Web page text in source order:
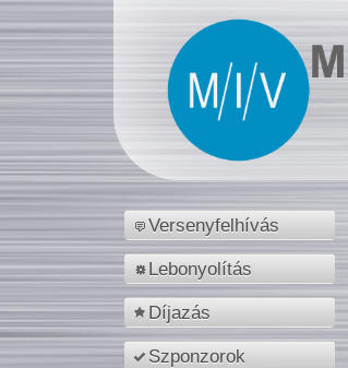
Versenyfelhívás
Lebonyolítás
Díjazás
Szponzorok